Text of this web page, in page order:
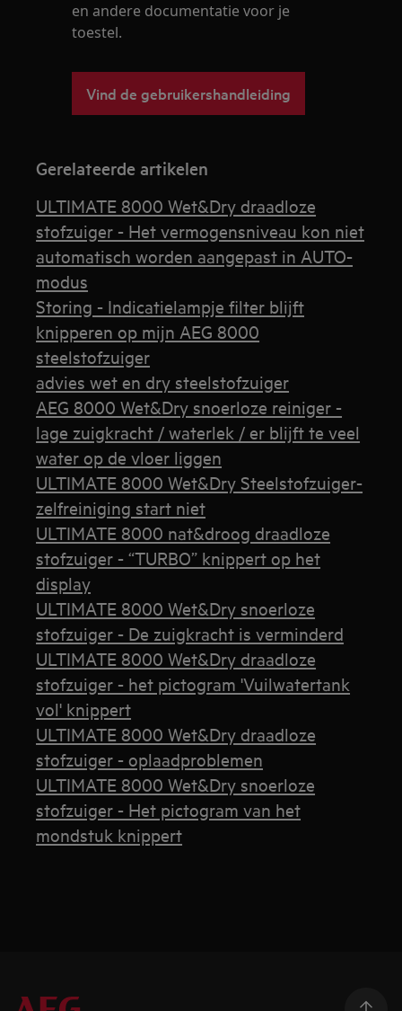
en andere documentatie voor je
toestel.
Vind de gebruikershandleiding
Gerelateerde artikelen
ULTIMATE 8000 Wet&Dry draadloze
stofzuiger - Het vermogensniveau kon niet
automatisch worden aangepast in AUTO-
modus
Storing - Indicatielampje filter blijft
knipperen op mijn AEG 8000
steelstofzuiger
advies wet en dry steelstofzuiger
AEG 8000 Wet&Dry snoerloze reiniger -
lage zuigkracht / waterlek / er blijft te veel
water op de vloer liggen
ULTIMATE 8000 Wet&Dry Steelstofzuiger-
zelfreiniging start niet
ULTIMATE 8000 nat&droog draadloze
stofzuiger - “TURBO” knippert op het
display
ULTIMATE 8000 Wet&Dry snoerloze
stofzuiger - De zuigkracht is verminderd
ULTIMATE 8000 Wet&Dry draadloze
stofzuiger - het pictogram 'Vuilwatertank
vol' knippert
ULTIMATE 8000 Wet&Dry draadloze
stofzuiger - oplaadproblemen
ULTIMATE 8000 Wet&Dry snoerloze
stofzuiger - Het pictogram van het
mondstuk knippert